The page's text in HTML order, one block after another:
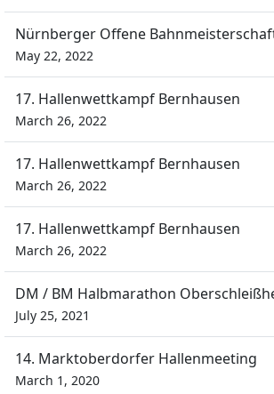
Nürnberger Offene
May 22, 2022
17. Hallenwettkampf Bernhausen
March 26, 2022
17. Hallenwettkampf Bernhausen
March 26, 2022
17. Hallenwettkampf Bernhausen
March 26, 2022
DM / BM Halbmarathon
July 25, 2021
14. Marktoberdorfer Hallenmeeting
March 1, 2020